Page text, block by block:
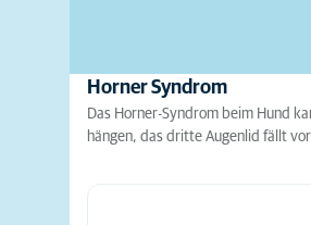
Horner Syndrom
Das Horner-Syndrom beim Hund
hängen, das dritte Augenlid fällt